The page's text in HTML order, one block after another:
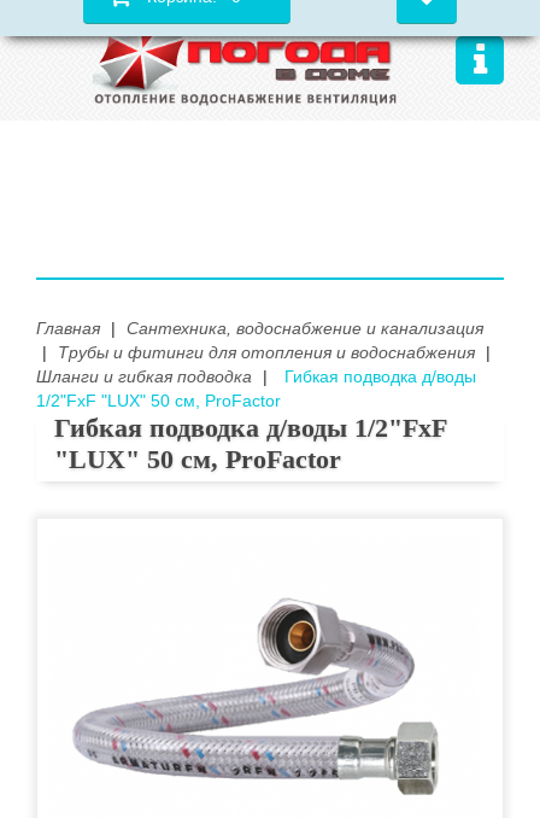
Главная |
Сантехника, водоснабжение и канализация
|
Трубы и фитинги для отопления и водоснабжения
|
Шланги и гибкая подводка
|
Гибкая подводка д/воды
1/2"FхF "LUX" 50 см, ProFactor
Гибкая подводка д/воды 1/2"FхF
"LUX" 50 см, ProFactor